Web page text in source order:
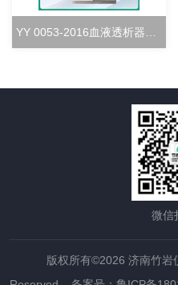
YY 0053-2016血液透析器超滤率测试仪
微信
版权所有©2026 济南竹岩